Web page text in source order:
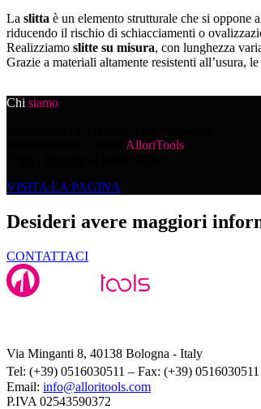
La slitta è un elemento strutturale che si oppone
riducendo il rischio di schiacciamenti o
Realizziamo slitte su misura, con lunghezza
Grazie a materiali altamente resistenti all’usura,
Chi siamo
AlloriTools
VISITA LA PAGINA
Desideri avere maggiori
CONTATTACI
Via Minganti 8, 40138 Bologna - Italy
Tel: (+39) 0516030511 – Fax: (+39) 0516030511
Email: info@alloritools.com
P.IVA 02543590372